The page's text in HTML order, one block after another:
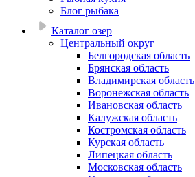
Блог рыбака
Каталог озер
Центральный округ
Белгородская область
Брянская область
Владимирская область
Воронежская область
Ивановская область
Калужская область
Костромская область
Курская область
Липецкая область
Московская область